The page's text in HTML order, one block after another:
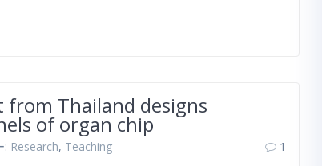
from Thailand designs
of organ chip
: Research, Teaching
1